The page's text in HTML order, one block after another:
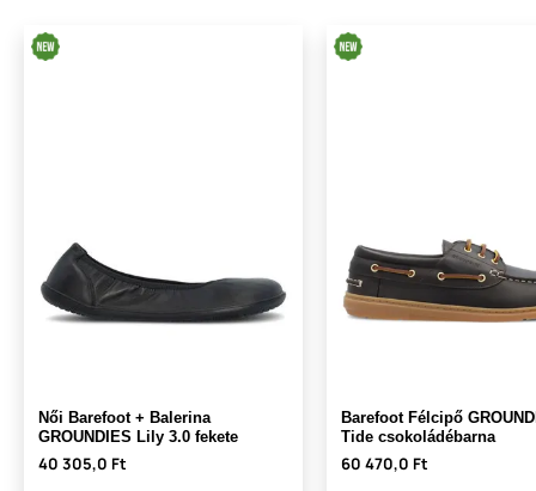
Női Barefoot + Balerina
GROUNDIES Lily 3.0 fekete
40 305,0 Ft
Barefoot Félcipő
Tide csokoládébarna
60 470,0 Ft